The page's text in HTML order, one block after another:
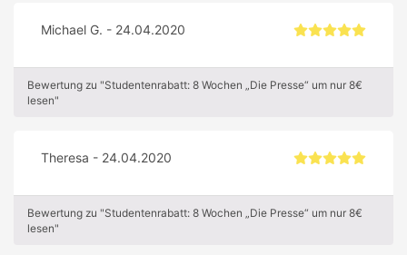
Michael G. - 24.04.2020
Bewertung zu "Studentenrabatt: 8 Wochen „Die Presse“ um nur 8€
lesen"
Theresa - 24.04.2020
Bewertung zu "Studentenrabatt: 8 Wochen „Die Presse“ um nur 8€
lesen"